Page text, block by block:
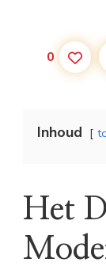
0
Inhoud
Het